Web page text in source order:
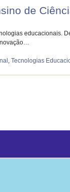
de
educacionais.
,Tecnologias